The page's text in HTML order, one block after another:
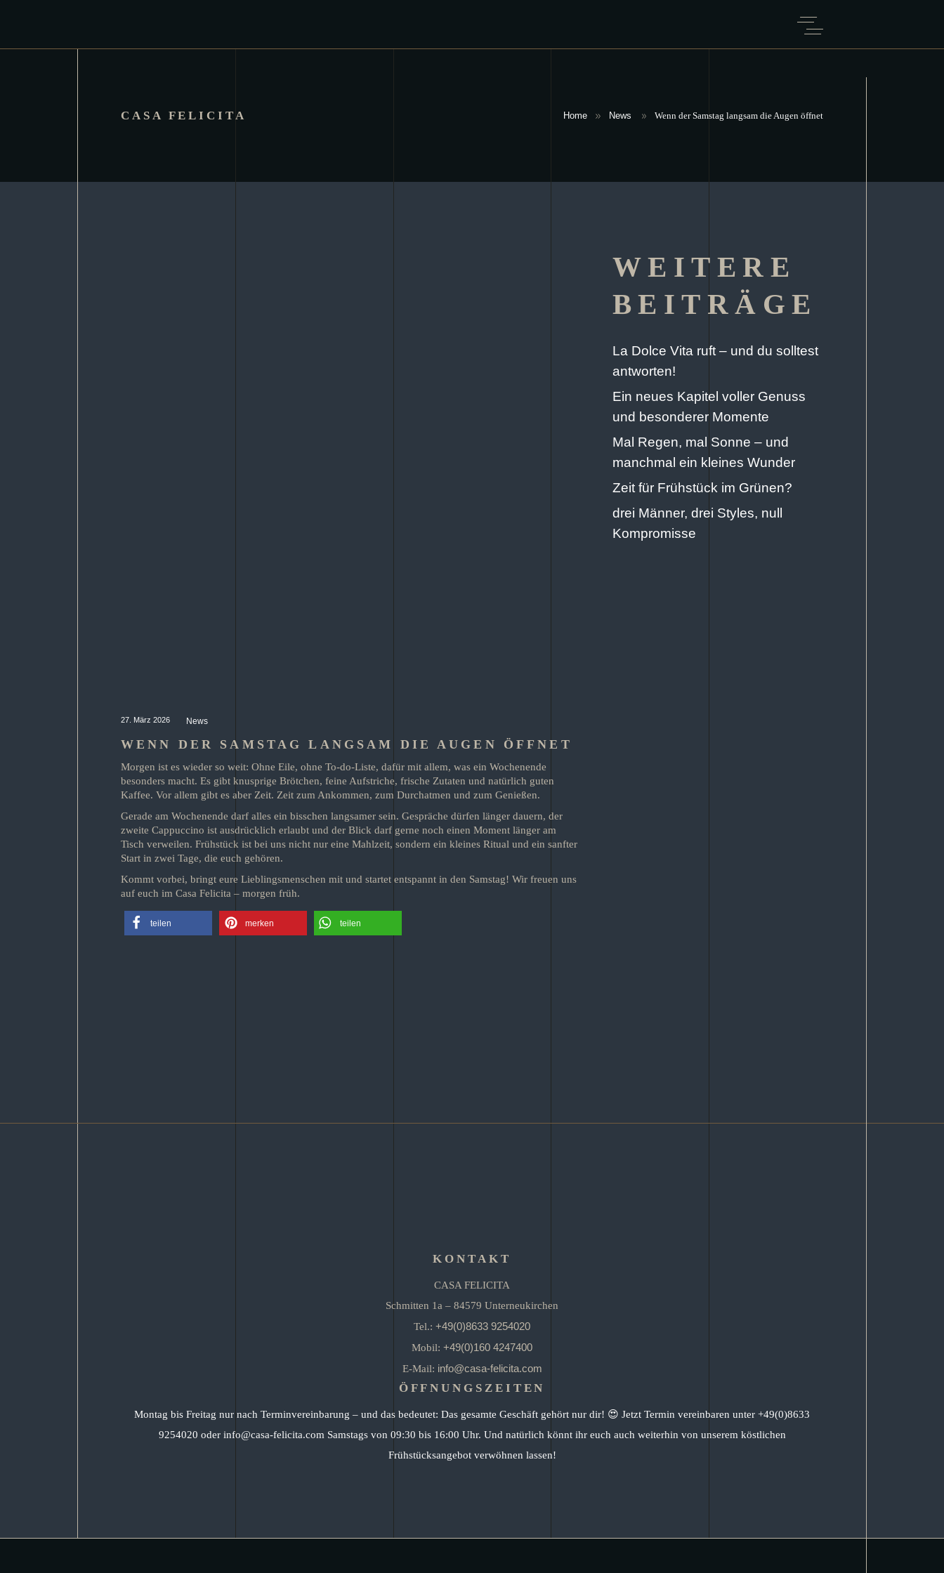
CASA FELICITA Home News Wenn der Samstag langsam die Augen öffnet
27. März 2026 News
WENN DER SAMSTAG LANGSAM DIE AUGEN ÖFFNET
Morgen ist es wieder so weit: Ohne Eile, ohne To-do-Liste, dafür mit allem, was ein Wochenende
besonders macht. Es gibt knusprige Brötchen, feine Aufstriche, frische Zutaten und natürlich guten
Kaffee. Vor allem gibt es aber Zeit. Zeit zum Ankommen, zum Durchatmen und zum Genießen.
Gerade am Wochenende darf alles ein bisschen langsamer sein. Gespräche dürfen länger dauern, der
zweite Cappuccino ist ausdrücklich erlaubt und der Blick darf gerne noch einen Moment länger am
Tisch verweilen. Frühstück ist bei uns nicht nur eine Mahlzeit, sondern ein kleines Ritual und ein sanfter
Start in zwei Tage, die euch gehören.
Kommt vorbei, bringt eure Lieblingsmenschen mit und startet entspannt in den Samstag! Wir freuen uns
auf euch im Casa Felicita – morgen früh.
teilen merken teilen
WEITERE
BEITRÄGE
La Dolce Vita ruft – und du solltest
antworten!
Ein neues Kapitel voller Genuss
und besonderer Momente
Mal Regen, mal Sonne – und
manchmal ein kleines Wunder
Zeit für Frühstück im Grünen?
drei Männer, drei Styles, null
Kompromisse
KONTAKT
CASA FELICITA
Schmitten 1a – 84579 Unterneukirchen
Tel.: +49(0)8633 9254020
Mobil: +49(0)160 4247400
E-Mail: info@casa-felicita.com
ÖFFNUNGSZEITEN
Montag bis Freitag nur nach Terminvereinbarung – und das bedeutet: Das gesamte Geschäft gehört nur dir! 😍 Jetzt Termin vereinbaren unter +49(0)8633
9254020 oder info@casa-felicita.com Samstags von 09:30 bis 16:00 Uhr. Und natürlich könnt ihr euch auch weiterhin von unserem köstlichen
Frühstücksangebot verwöhnen lassen!